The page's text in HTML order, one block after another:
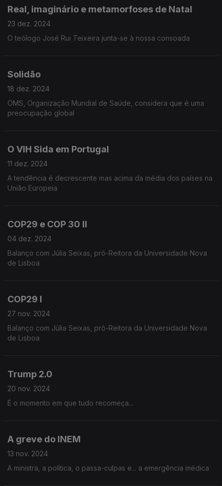
Real, imaginário e metamorfoses de Natal
23 dez. 2024
O teólogo José Rui Teixeira junta-se à nossa consoada
Solidão
18 dez. 2024
OMS, Organização Mundial de Saúde, considera que é uma
preocupação global
O VIH Sida em Portugal
11 dez. 2024
A tendência é decrescente mas acima da média dos países na
União Europeia
COP29 e COP 30 II
04 dez. 2024
Balanço com Júlia Seixas, pró-Reitora da Universidade Nova
de Lisboa
COP29 I
27 nov. 2024
Balanço com Júlia Seixas, pró-Reitora da Universidade Nova
de Lisboa
Trump 2.0
20 nov. 2024
É o momento em que tudo recomeça...
A greve do INEM
13 nov. 2024
A ministra, a política, o passa-culpas e... a emergência médica